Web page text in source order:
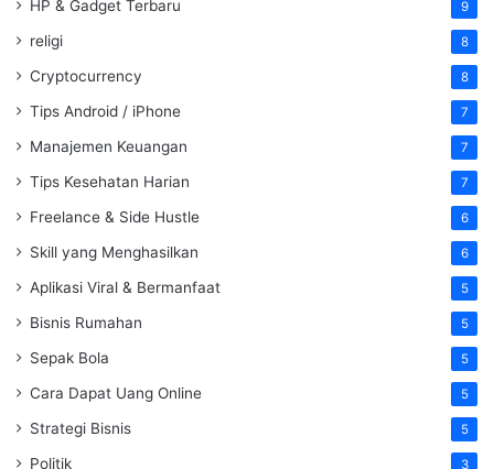
HP & Gadget Terbaru 9
religi 8
Cryptocurrency 8
Tips Android / iPhone 7
Manajemen Keuangan 7
Tips Kesehatan Harian 7
Freelance & Side Hustle 6
Skill yang Menghasilkan 6
Aplikasi Viral & Bermanfaat 5
Bisnis Rumahan 5
Sepak Bola 5
Cara Dapat Uang Online 5
Strategi Bisnis 5
Politik 3